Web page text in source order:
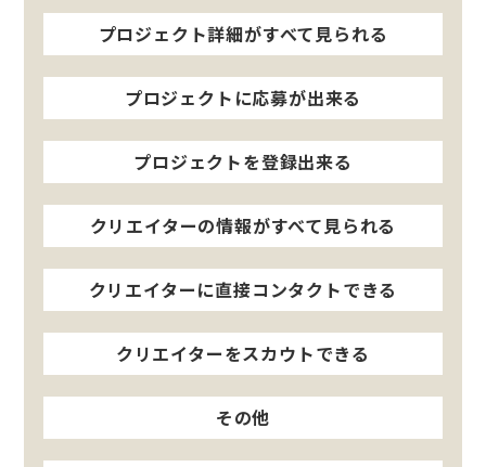
プロジェクト詳細がすべて見られる
プロジェクトに応募が出来る
プロジェクトを登録出来る
クリエイターの情報がすべて見られる
クリエイターに直接コンタクトできる
クリエイターをスカウトできる
その他